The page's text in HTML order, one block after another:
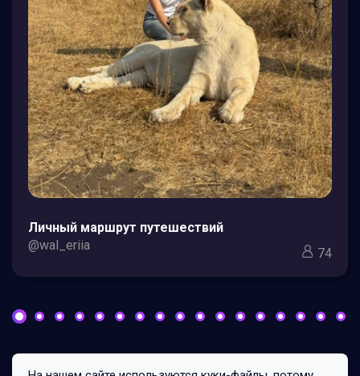
Личный маршрут путешествий
@wal_eriia
74